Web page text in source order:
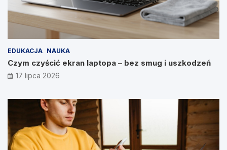
EDUKACJA NAUKA
Czym czyścić ekran laptopa – bez smug i uszkodzeń
17 lipca 2026